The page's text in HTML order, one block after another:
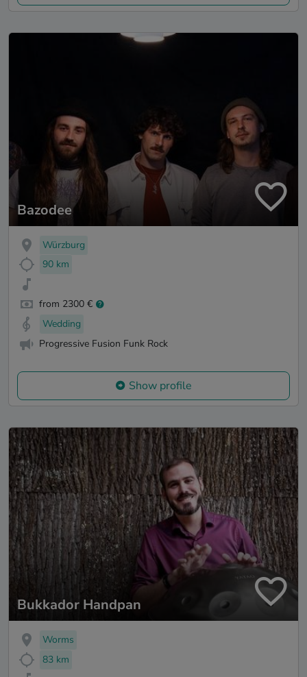
Bazodee
Würzburg
90 km
from 2300 €
Wedding
Progressive Fusion Funk Rock
Show profile
Bukkador Handpan
Worms
83 km